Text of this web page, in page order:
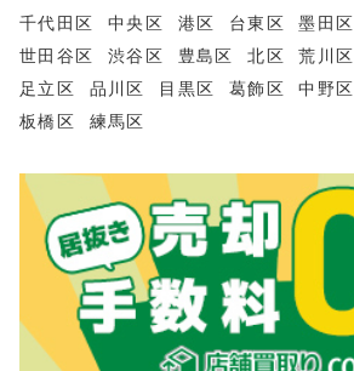
千代田区 中央区 港区 台東区 墨田区
世田谷区
渋谷区 豊島区 北区 荒川区
足立区
品川区 目黒区 葛飾区 中野区
板橋区
練馬区